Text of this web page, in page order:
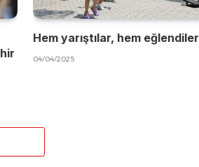
Hem yarıştılar, hem eğlendiler
04/04/2025